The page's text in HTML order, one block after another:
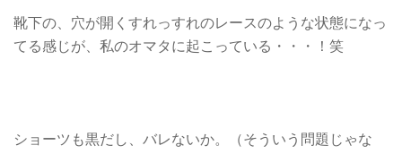
靴下の、穴が開くすれっすれのレースのような状態になっ
てる感じが、私のオマタに起こっている・・・！笑
ショーツも黒だし、バレないか。（そういう問題じゃな